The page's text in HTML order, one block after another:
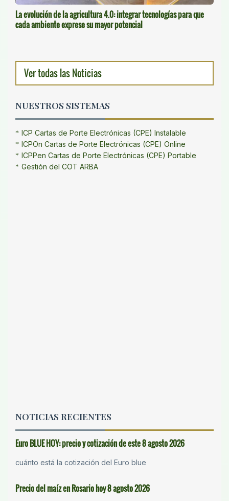
La evolución de la agricultura 4.0: integrar tecnologías para que
cada ambiente exprese su mayor potencial
Ver todas las Noticias
NUESTROS SISTEMAS
ICP Cartas de Porte Electrónicas (CPE) Instalable
ICPOn Cartas de Porte Electrónicas (CPE) Online
ICPPen Cartas de Porte Electrónicas (CPE) Portable
Gestión del COT ARBA
NOTICIAS RECIENTES
Euro BLUE HOY: precio y cotización de este 8 agosto 2026
cuánto está la cotización del Euro blue
Precio del maíz en Rosario hoy 8 agosto 2026